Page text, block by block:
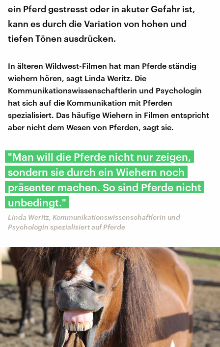
ein Pferd gestresst oder in akuter Gefahr ist,
kann es durch die Variation von hohen und
tiefen Tönen ausdrücken.
In älteren Wildwest-Filmen hat man Pferde ständig
wiehern hören, sagt Linda Weritz. Die
Kommunikationswissenschaftlerin und Psychologin
hat sich auf die Kommunikation mit Pferden
spezialisiert. Das häufige Wiehern in Filmen entspricht
aber nicht dem Wesen von Pferden, sagt sie.
"Man will die Pferde nicht nur zeigen,
sondern sie durch ein Wiehern noch
präsenter machen. So sind Pferde nicht
unbedingt."
Linda Weritz, Kommunikationswissenschaftlerin und
Psychologin spezialisiert auf Pferde